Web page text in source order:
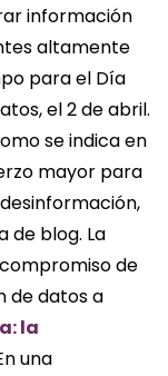
información
altamente
para el Día
el 2 de abril.
se indica en
mayor para
de blog. La
de
de datos a
la
una